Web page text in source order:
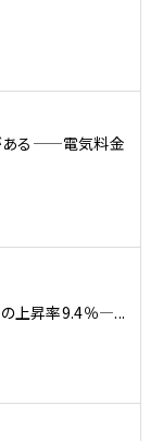
ある——電気料金
上昇率9.4％—...